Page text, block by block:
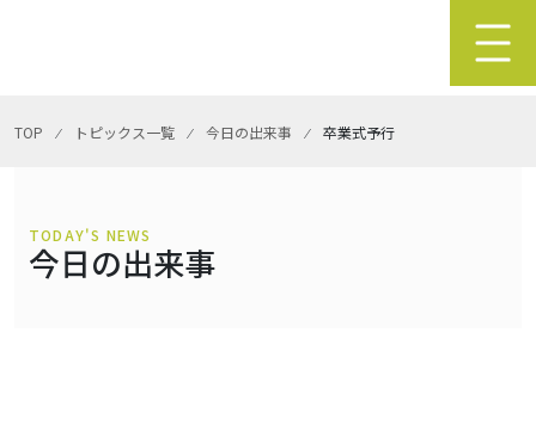
TOP ⁄ トピックス一覧 ⁄ 今日の出来事 ⁄ 卒業式予行
TODAY'S NEWS
今日の出来事